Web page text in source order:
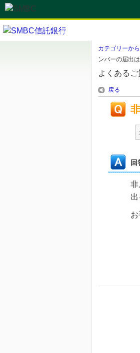
カテゴリーか
ンバーの届出
よくあるご
戻る
回